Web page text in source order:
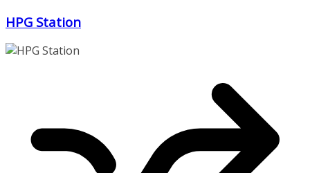
Zum
springen
HPG Station